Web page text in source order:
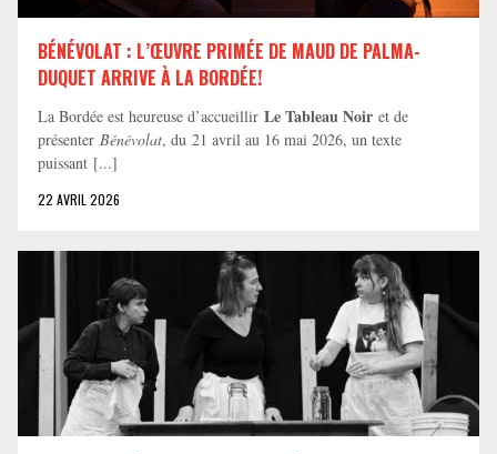
BÉNÉVOLAT : L’ŒUVRE PRIMÉE DE MAUD DE PALMA-
DUQUET ARRIVE À LA BORDÉE!
La Bordée est heureuse d’accueillir Le Tableau Noir et de
présenter Bénévolat, du 21 avril au 16 mai 2026, un texte
puissant [...]
22 AVRIL 2026